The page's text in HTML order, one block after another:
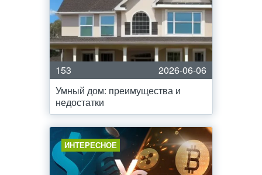
153
2026-06-06
Умный дом: преимущества и
недостатки
ИНТЕРЕСНОЕ